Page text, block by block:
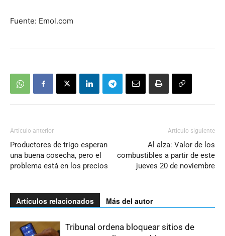
Fuente: Emol.com
Artículo anterior
Productores de trigo esperan
una buena cosecha, pero el
problema está en los precios
Artículo siguiente
Al alza: Valor de los
combustibles a partir de este
jueves 20 de noviembre
Artículos relacionados Más del autor
Tribunal ordena bloquear sitios de